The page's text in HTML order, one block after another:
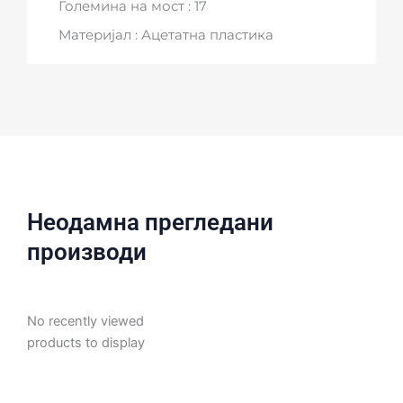
Големина на мост : 17
Материјал : Ацетатна пластика
Неодамна прегледани
производи
No recently viewed
products to display